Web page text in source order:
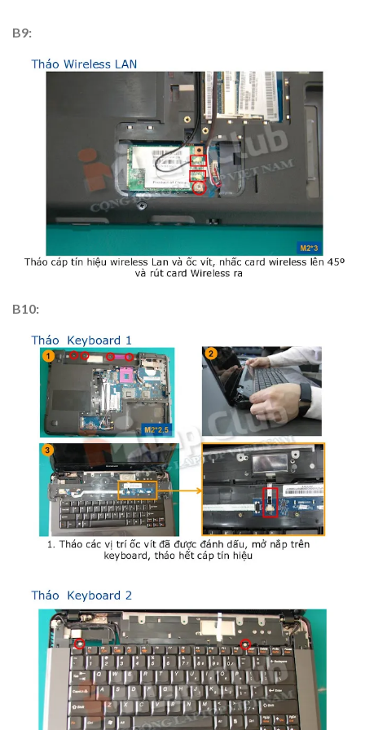
B9:
B10: